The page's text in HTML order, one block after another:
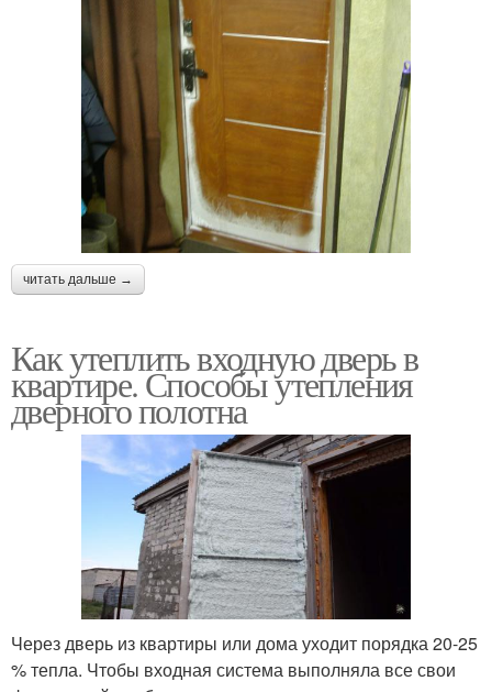
читать дальше →
Как утеплить входную дверь в
квартире. Способы утепления
дверного полотна
Через дверь из квартиры или дома уходит порядка 20-25
% тепла. Чтобы входная система выполняла все свои